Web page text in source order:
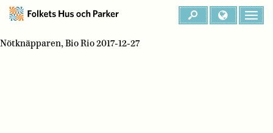
Nötknäpparen, Bio Rio 2017-12-27